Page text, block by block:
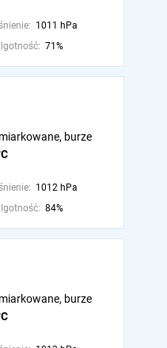
1011 hPa
71%
burze
1012 hPa
84%
burze